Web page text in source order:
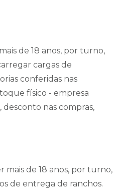
de 18 anos, por turno,
cargas de
conferidas nas
físico - empresa
nas compras,
mais de 18 anos, por turno,
de entrega de ranchos.